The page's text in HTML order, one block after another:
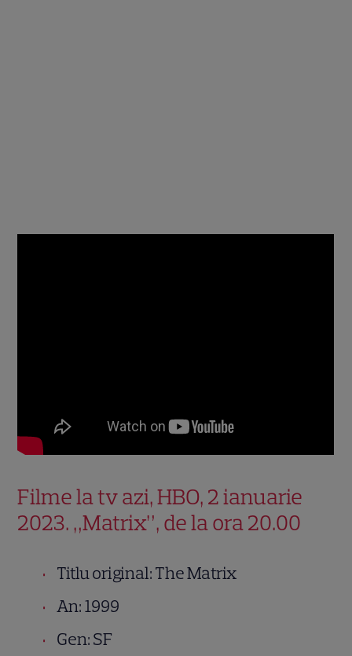
Filme la tv azi, HBO, 2 ianuarie
2023. „Matrix”, de la ora 20.00
Titlu original: The Matrix
An: 1999
Gen: SF